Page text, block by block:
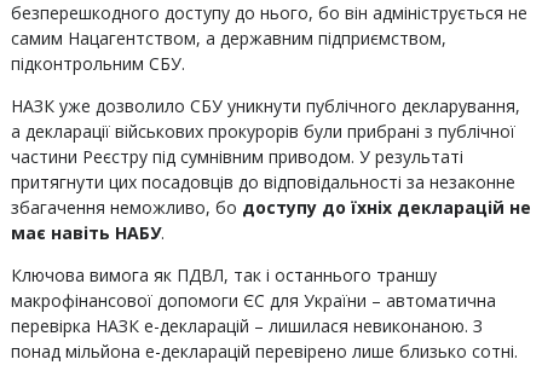
безперешкодного доступу до нього, бо він адмініструється не
самим Нацагентством, а державним підприємством,
підконтрольним СБУ.
НАЗК уже дозволило СБУ уникнути публічного декларування,
а декларації військових прокурорів були прибрані з публічної
частини Реєстру під сумнівним приводом. У результаті
притягнути цих посадовців до відповідальності за незаконне
збагачення неможливо, бо доступу до їхніх декларацій не
має навіть НАБУ.
Ключова вимога як ПДВЛ, так і останнього траншу
макрофінансової допомоги ЄС для України – автоматична
перевірка НАЗК е-декларацій – лишилася невиконаною. З
понад мільйона е-декларацій перевірено лише близько сотні.